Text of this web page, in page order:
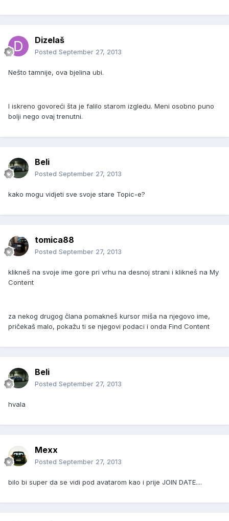
Dizelaš
Posted September 27, 2013
Nešto tamnije, ova bjelina ubi.
I iskreno govoreći šta je falilo starom izgledu. Meni osobno puno
bolji nego ovaj trenutni.
Beli
Posted September 27, 2013
kako mogu vidjeti sve svoje stare Topic-e?
tomica88
Posted September 27, 2013
klikneš na svoje ime gore pri vrhu na desnoj strani i klikneš na My
Content
za nekog drugog člana pomakneš kursor miša na njegovo ime,
pričekaš malo, pokažu ti se njegovi podaci i onda Find Content
Beli
Posted September 27, 2013
hvala
Mexx
Posted September 27, 2013
bilo bi super da se vidi pod avatarom kao i prije JOIN DATE....